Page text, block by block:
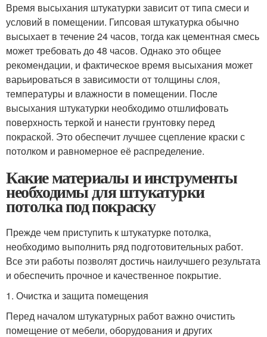
Время высыхания штукатурки зависит от типа смеси и
условий в помещении. Гипсовая штукатурка обычно
высыхает в течение 24 часов, тогда как цементная смесь
может требовать до 48 часов. Однако это общее
рекомендации, и фактическое время высыхания может
варьироваться в зависимости от толщины слоя,
температуры и влажности в помещении. После
высыхания штукатурки необходимо отшлифовать
поверхность теркой и нанести грунтовку перед
покраской. Это обеспечит лучшее сцепление краски с
потолком и равномерное её распределение.
Какие материалы и инструменты
необходимы для штукатурки
потолка под покраску
Прежде чем приступить к штукатурке потолка,
необходимо выполнить ряд подготовительных работ.
Все эти работы позволят достичь наилучшего результата
и обеспечить прочное и качественное покрытие.
1. Очистка и защита помещения
Перед началом штукатурных работ важно очистить
помещение от мебели, оборудования и других